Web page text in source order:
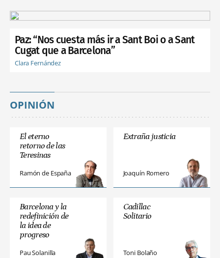
Paz: “Nos cuesta más ir a Sant Boi o a Sant
Cugat que a Barcelona”
Clara Fernández
OPINIÓN
El eterno
retorno de las
Teresinas
Ramón de España
Extraña justicia
Joaquín Romero
Barcelona y la
redefinición de
la idea de
progreso
Pau Solanilla
Cadillac
Solitario
Toni Bolaño